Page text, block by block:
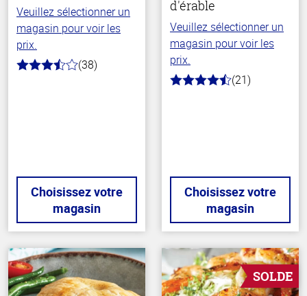
Veuillez sélectionner un
magasin pour voir les
prix.
3.7
(38)
Choisissez votre
magasin
d'érable
Veuillez sélectionner un
magasin pour voir les
prix.
4.7
(21)
Choisissez votre
magasin
SOLDE